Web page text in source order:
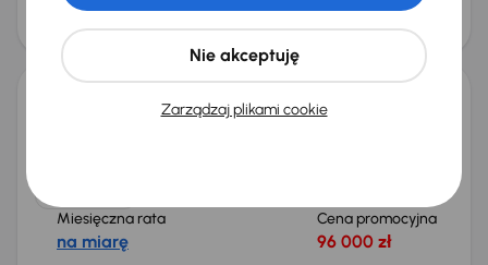
70 000 zł
Możliwość odliczenia VAT
Škoda Kodiaq
Miesięczna rata
na miarę
Cena promocyjna
96 000 zł
Zarządzaj plikami cookie
Nie akceptuję